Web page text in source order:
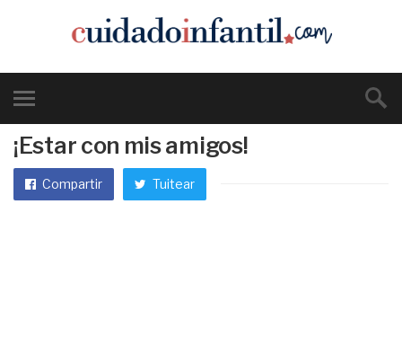
¡Estar con mis amigos!
Compartir Tuitear